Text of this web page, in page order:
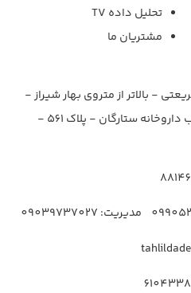
تحلیل داده TV
مشتریان ما
- بالاتر از متروی بهار شیراز -
روبروی اتاق اصناف - جنب داروخانه ستارگان - پلاک 561 -
مدیریت: 09039737027